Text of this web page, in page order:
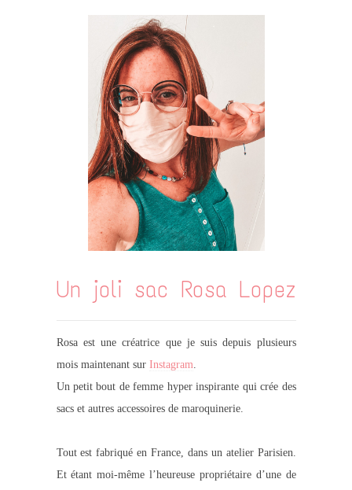
Un joli sac Rosa Lopez
Rosa est une créatrice que je suis depuis plusieurs
mois maintenant sur Instagram.
Un petit bout de femme hyper inspirante qui crée des
sacs et autres accessoires de maroquinerie.
Tout est fabriqué en France, dans un atelier Parisien.
Et étant moi-même l’heureuse propriétaire d’une de